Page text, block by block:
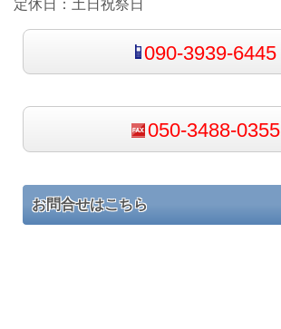
定休日： 土日祝祭日
090-3939-6445
050-3488-0355
お問合せはこちら